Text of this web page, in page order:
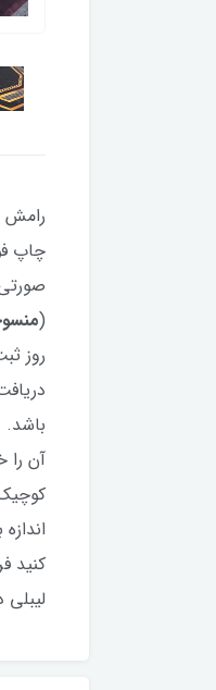
رامش
(
آن را
کنید